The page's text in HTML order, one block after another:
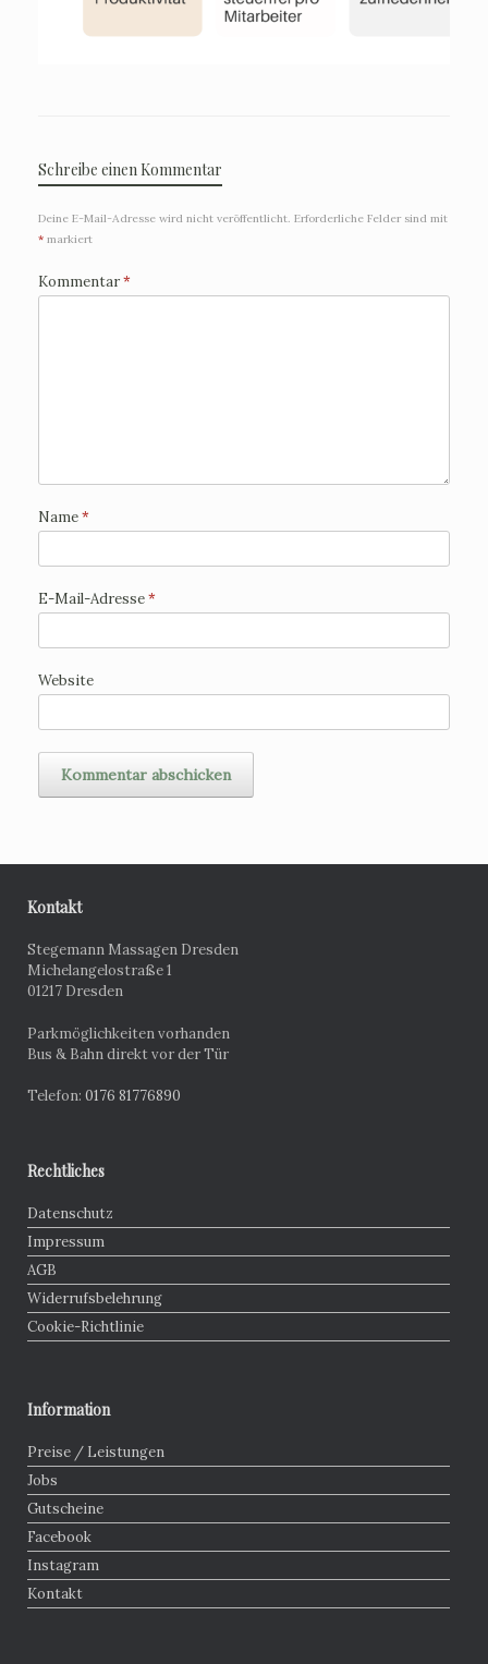
Schreibe einen Kommentar
Deine E-Mail-Adresse wird nicht veröffentlicht. Erforderliche Felder sind mit
* markiert
Kommentar*
Name*
E-Mail-Adresse*
Website
Kontakt
Stegemann Massagen Dresden
Michelangelostraße 1
01217 Dresden
Parkmöglichkeiten vorhanden
Bus & Bahn direkt vor der Tür
Telefon: 0176 81776890
Rechtliches
Datenschutz
Impressum
AGB
Widerrufsbelehrung
Cookie-Richtlinie
Information
Preise / Leistungen
Jobs
Gutscheine
Facebook
Instagram
Kontakt